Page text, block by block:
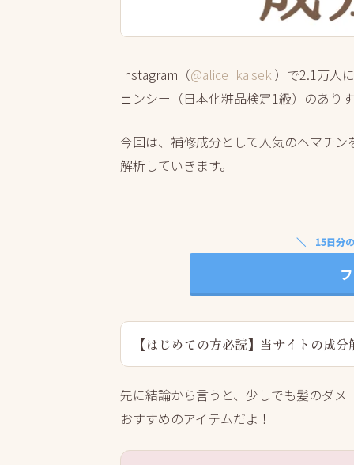
Instagram（@alice_kaiseki）で2.1万人
ェンシー（日本化粧品検定1級）のあり
今回は、補修成分として人気のヘマチン
解析していきます。
15日分
【はじめての方必読】当サイトの成
先に結論から言うと、少しでも髪のダ
おすすめのアイテムだよ！